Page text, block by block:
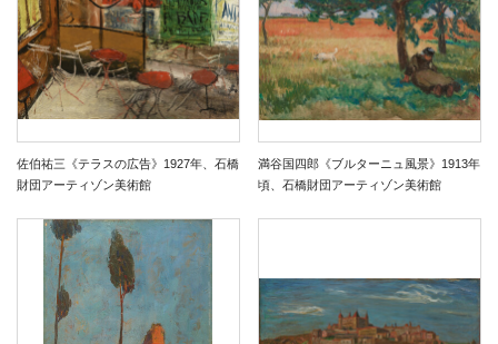
佐伯祐三《テラスの広告》1927年、石橋
財団アーティゾン美術館
満谷国四郎《ブルターニュ風景》1913年
頃、石橋財団アーティゾン美術館